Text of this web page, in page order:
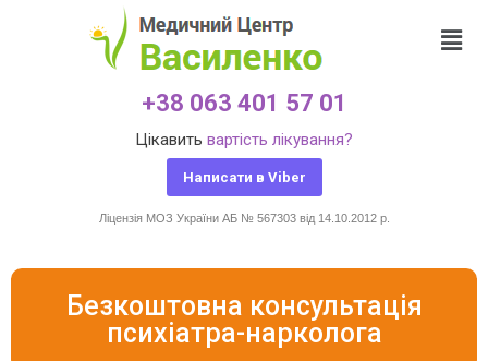
+38 063 401 57 01
Цікавить вартість лікування?
Написати в Viber
Ліцензія МОЗ України АБ № 567303 від 14.10.2012 р.
Безкоштовна консультація
психіатра-нарколога